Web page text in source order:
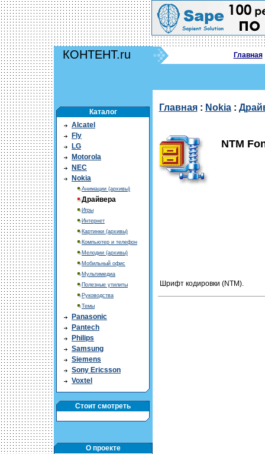
КОНТЕНТ.ru Главная
Каталог
Alcatel
Fly
LG
Motorola
NEC
Nokia
Анимации (архивы)
Драйвера
Игры
Интернет
Картинки (архивы)
Компьютер и телефон
Мелодии (архивы)
Мобильный офис
Мультимедиа
Полезные утилиты
Руководства
Темы
Panasonic
Pantech
Philips
Samsung
Siemens
Sony Ericsson
Voxtel
Стоит смотреть
О проекте
Главная: Nokia:
NTM
Шрифт кодировки (NTM).